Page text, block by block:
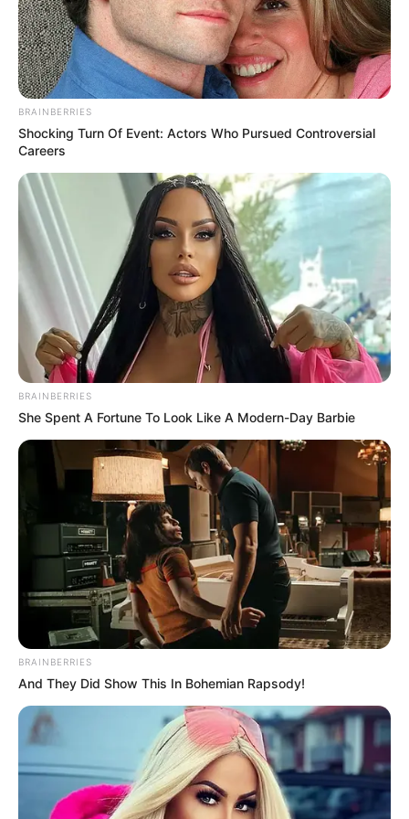
A fordulat végül egy egyszerű, de bölcs
gondolatból érkezett. Valaki arra emlékeztette,
hogy édesapját az egész ország szerette, és az
embereknek szükségük van arra, hogy közösen
emlékezzenek rá. Ez a felismerés segített neki
abban, hogy ne bezárkózzon, hanem megengedje a
világnak is a gyász és az emlékezés lehetőségét.
állomása egy különleges projekt lett, amelyet Lili
testvérével, Marcival közösen valósított meg.
A Balaton közelében fekvő Füle településen áll az a
BRAINBERRIES
Shocking Turn Of Event: Actors Who Pursued Controversial
Careers
BRAINBERRIES
She Spent A Fortune To Look Like A Modern-Day Barbie
BRAINBERRIES
And They Did Show This In Bohemian Rapsody!